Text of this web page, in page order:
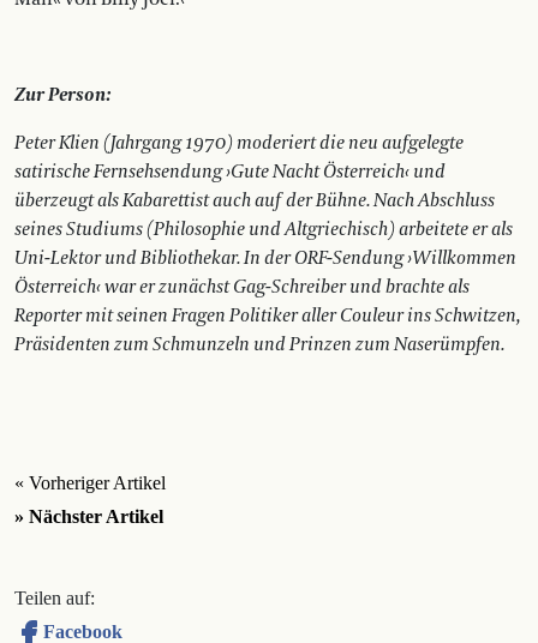
Zur Person:
Peter Klien (Jahrgang 1970) moderiert die neu aufgelegte
satirische Fernsehsendung ›Gute Nacht Österreich‹ und
überzeugt als Kabarettist auch auf der Bühne. Nach Abschluss
seines Studiums (Philosophie und Altgriechisch) arbeitete er als
Uni-Lektor und Bibliothekar. In der ORF-Sendung ›Willkommen
Österreich‹ war er zunächst Gag-Schreiber und brachte als
Reporter mit seinen Fragen Politiker aller Couleur ins Schwitzen,
Präsidenten zum Schmunzeln und Prinzen zum Naserümpfen.
« Vorheriger Artikel
» Nächster Artikel
Teilen auf:
Facebook